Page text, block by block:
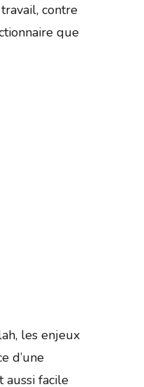
contre
que
les enjeux
d’une
aussi facile